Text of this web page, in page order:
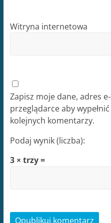
Witryna internetowa
Zapisz moje dane, adres
przeglądarce aby
kolejnych komentarzy.
Podaj wynik (liczba):
3 × trzy =